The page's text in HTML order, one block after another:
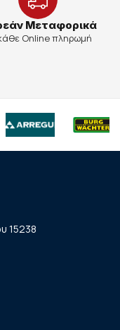
Μεταφορικά
Online πληρωμή
15238